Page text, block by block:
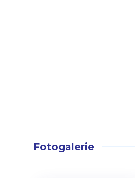
Fotogalerie